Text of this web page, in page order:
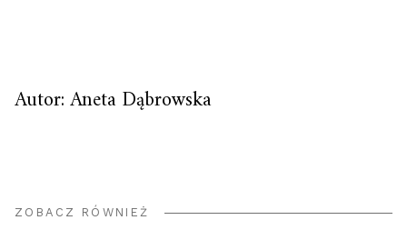
Autor: Aneta Dąbrowska
ZOBACZ RÓWNIEŻ